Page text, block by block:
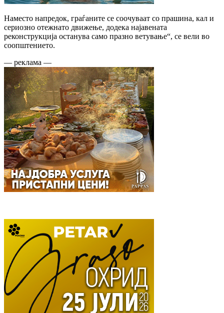
Наместо напредок, граѓаните се соочуваат со прашина, кал и
сериозно отежнато движење, додека најавената
реконструкција останува само празно ветување“, се вели во
соопштението.
— реклама —